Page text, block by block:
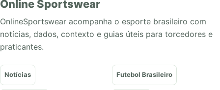
Online Sportswear
OnlineSportswear acompanha o esporte brasileiro com
notícias, dados, contexto e guias úteis para torcedores e
praticantes.
Notícias Futebol Brasileiro